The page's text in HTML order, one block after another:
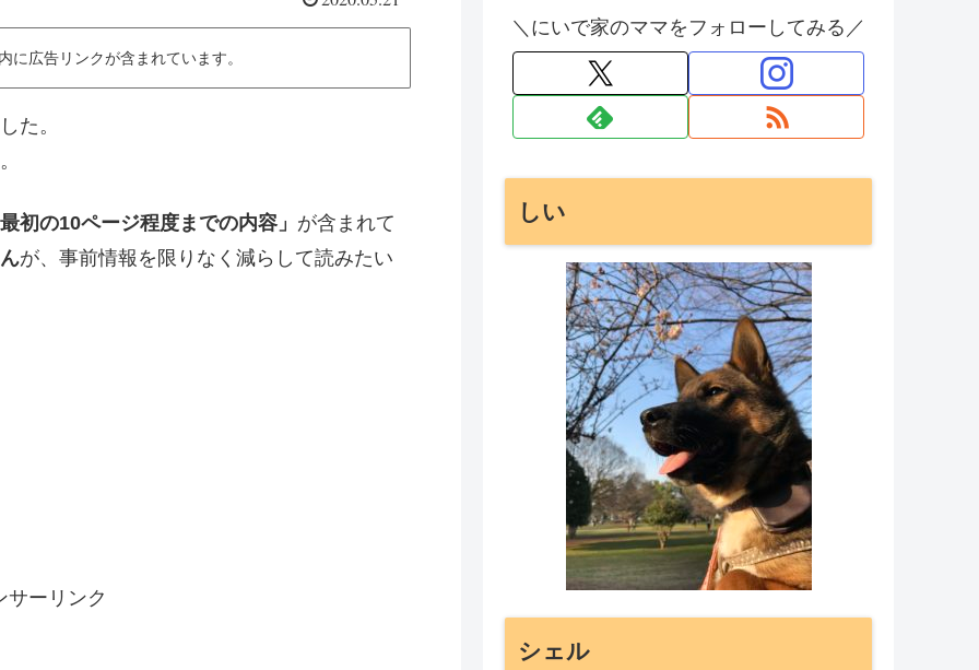
に広告リンクが含まれています。
た。
初の10ページ程度までの内容」 が含まれて
が、事前情報を限りなく減らして読みたい
サーリンク
＼にいで家のママをフォローしてみる／
しい
シェル